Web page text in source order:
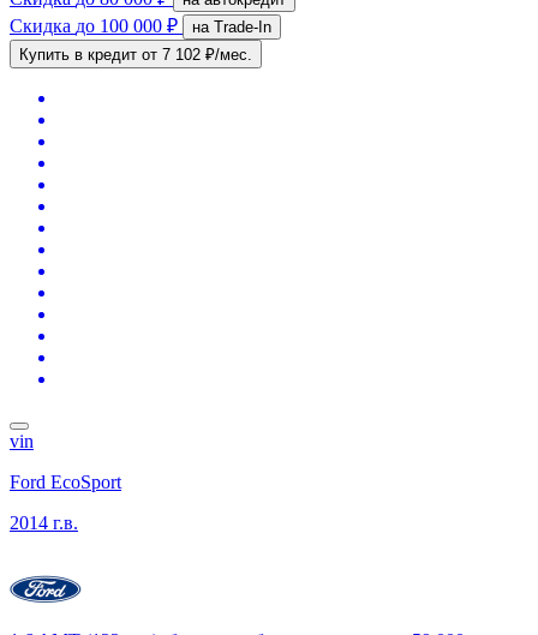
Скидка до 100 000 ₽
на Trade-In
Купить в кредит от 7 102 ₽/мес.
vin
Ford EcoSport
2014 г.в.